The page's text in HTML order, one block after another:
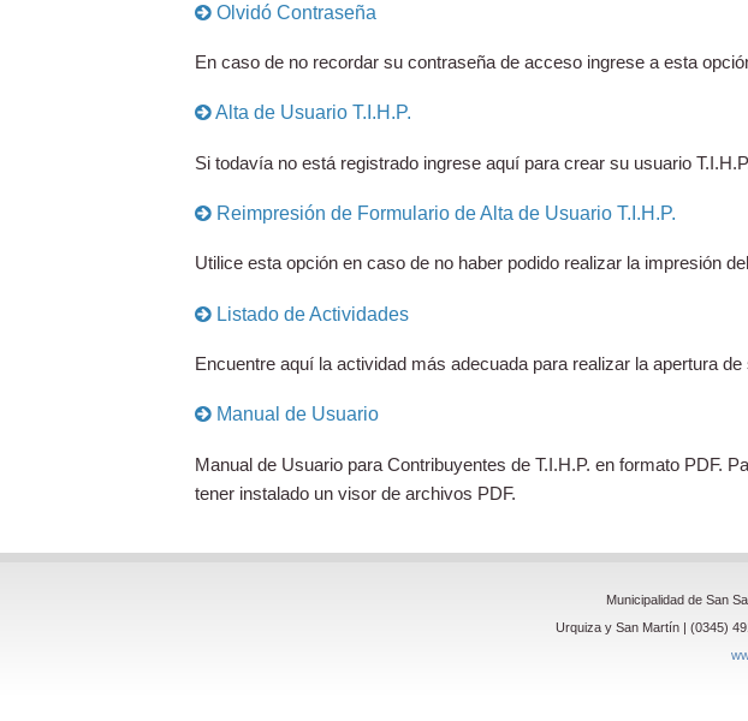
Olvidó Contraseña
En caso de no recordar su contraseña de acceso ingrese a esta
Alta de Usuario T.I.H.P.
Si todavía no está registrado ingrese aquí para crear su usuario
Reimpresión de Formulario de Alta de Usuario T.I.H.P.
Utilice esta opción en caso de no haber podido realizar la impresión
Listado de Actividades
Encuentre aquí la actividad más adecuada para realizar la apertura
Manual de Usuario
Manual de Usuario para Contribuyentes de T.I.H.P. en formato PDF.
tener instalado un visor de archivos PDF.
Municipalidad de San
Urquiza y San Martín | (0345)